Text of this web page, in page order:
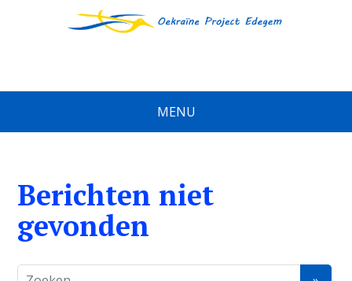
MENU
Berichten niet
gevonden